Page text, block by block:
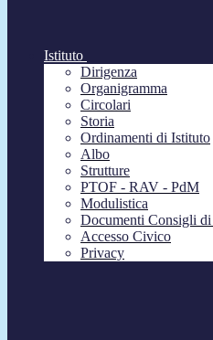
Istituto
Dirigenza
Organigramma
Circolari
Storia
Ordinamenti di Istituto
Albo
Strutture
PTOF - RAV - PdM
Modulistica
Documenti Consigli di
Accesso Civico
Privacy